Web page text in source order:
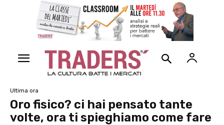
Ultima ora
Oro fisico? ci hai pensato tante
volte, ora ti spieghiamo come fare